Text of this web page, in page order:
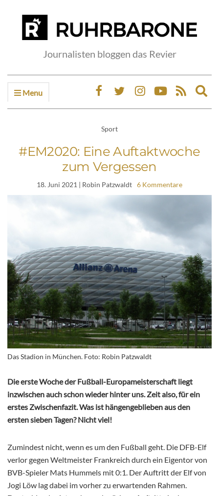
Journalisten bloggen das Revier
Menu
Sport
#EM2020: Eine Auftaktwoche
zum Vergessen
18. Juni 2021 | Robin Patzwaldt 6 Kommentare
Das Stadion in München. Foto: Robin Patzwaldt
Die erste Woche der Fußball-Europameisterschaft liegt
inzwischen auch schon wieder hinter uns. Zeit also, für ein
erstes Zwischenfazit. Was ist hängengeblieben aus den
ersten sieben Tagen? Nicht viel!
Zumindest nicht, wenn es um den Fußball geht. Die DFB-Elf
verlor gegen Weltmeister Frankreich durch ein Eigentor von
BVB-Spieler Mats Hummels mit 0:1. Der Auftritt der Elf von
Jogi Löw lag dabei im vorher zu erwartenden Rahmen.